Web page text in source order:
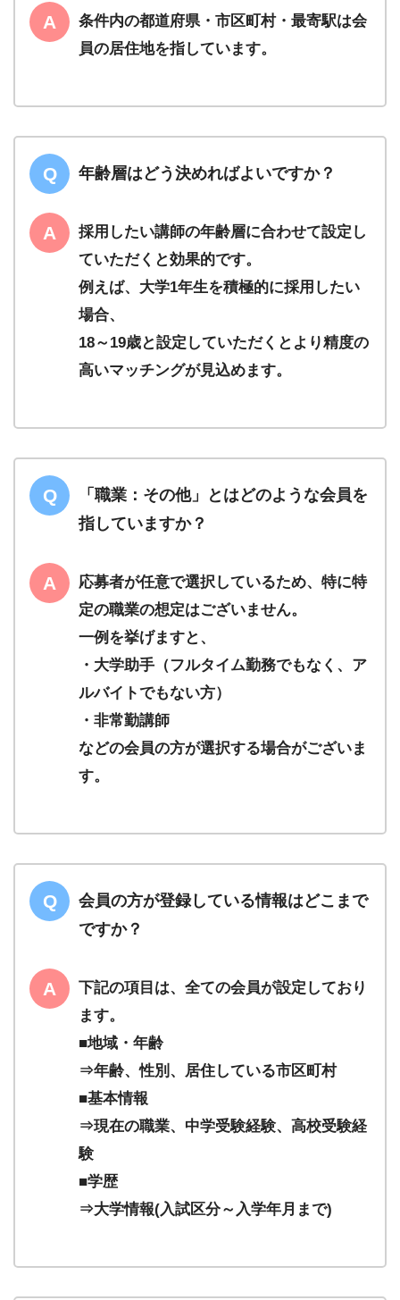
条件内の都道府県・市区町村・最寄駅は会
員の居住地を指しています。
年齢層はどう決めればよいですか？
採用したい講師の年齢層に合わせて設定し
ていただくと効果的です。
例えば、大学1年生を積極的に採用したい
場合、
18～19歳と設定していただくとより精度の
高いマッチングが見込めます。
「職業：その他」とはどのような会員を
指していますか？
応募者が任意で選択しているため、特に特
定の職業の想定はございません。
一例を挙げますと、
・大学助手（フルタイム勤務でもなく、ア
ルバイトでもない方）
・非常勤講師
などの会員の方が選択する場合がございま
す。
会員の方が登録している情報はどこまで
ですか？
下記の項目は、全ての会員が設定しており
ます。
■地域・年齢
⇒年齢、性別、居住している市区町村
■基本情報
⇒現在の職業、中学受験経験、高校受験経
験
■学歴
⇒大学情報(入試区分～入学年月まで)